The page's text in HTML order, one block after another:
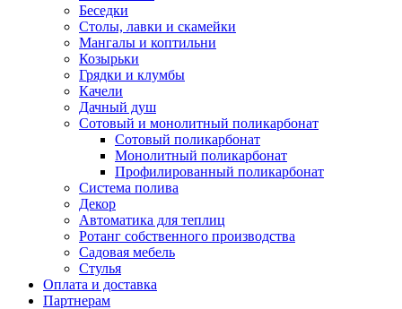
Беседки
Столы, лавки и скамейки
Мангалы и коптильни
Козырьки
Грядки и клумбы
Качели
Дачный душ
Сотовый и монолитный поликарбонат
Сотовый поликарбонат
Монолитный поликарбонат
Профилированный поликарбонат
Система полива
Декор
Автоматика для теплиц
Ротанг собственного производства
Садовая мебель
Стулья
Оплата и доставка
Партнерам